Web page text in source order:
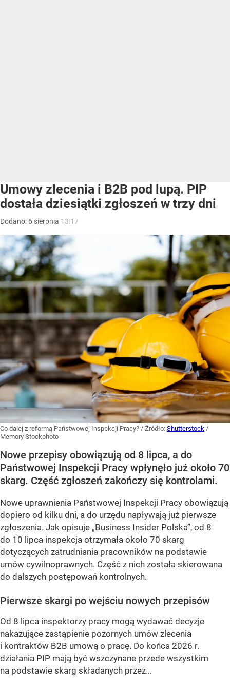
Umowy zlecenia i B2B pod lupą. PIP
dostała dziesiątki zgłoszeń w trzy dni
Dodano: 6 sierpnia 13:17
Co dalej z reformą Państwowej Inspekcji Pracy? / Źródło: Shutterstock /
Memory Stockphoto
Nowe przepisy obowiązują od 8 lipca, a do
Państwowej Inspekcji Pracy wpłynęło już około 70
skarg. Część zgłoszeń zakończy się kontrolami.
Nowe uprawnienia Państwowej Inspekcji Pracy obowiązują
dopiero od kilku dni, a do urzędu napływają już pierwsze
zgłoszenia. Jak opisuje „Business Insider Polska”, od 8
do 10 lipca inspekcja otrzymała około 70 skarg
dotyczących zatrudniania pracowników na podstawie
umów cywilnoprawnych. Część z nich została skierowana
do dalszych postępowań kontrolnych.
Pierwsze skargi po wejściu nowych przepisów
Od 8 lipca inspektorzy pracy mogą wydawać decyzje
nakazujące zastąpienie pozornych umów zlecenia
i kontraktów B2B umową o pracę. Do końca 2026 r.
działania PIP mają być wszczynane przede wszystkim
na podstawie skarg składanych przez...